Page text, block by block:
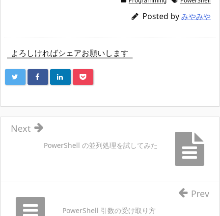
Posted by みやみや
よろしければシェアお願いします
PowerShell の並列処理を試してみた
Next
PowerShell 引数の受け取り方
Prev